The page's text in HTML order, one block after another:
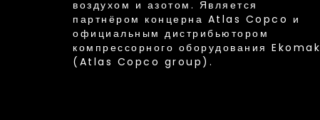
воздухом и азотом. Является
партнёром концерна Atlas Copco и
официальным дистрибьютором
компрессорного оборудования Ekomak
(Atlas Copco group).